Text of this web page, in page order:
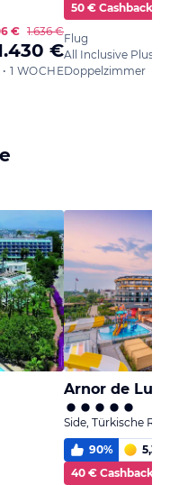
€ 1.636 €
€
1 WOCHE
50 € Cashback
Flug
All Inclusive Plus
Doppelzimmer
Arnor de
Side, Türkische
90% 5,3
40 € Cashback